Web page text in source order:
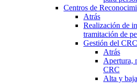
Centros de
Atrás
Realización de
tramitación de
Gestión del
Atrás
Apertura,
CRC
Alta y